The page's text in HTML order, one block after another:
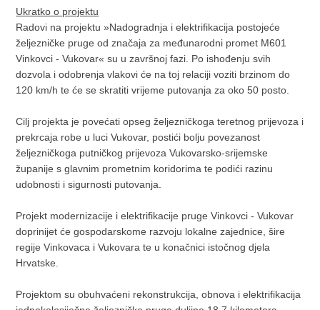
Ukratko o projektu
Radovi na projektu »Nadogradnja i elektrifikacija postojeće
željezničke pruge od značaja za međunarodni promet M601
Vinkovci - Vukovar« su u završnoj fazi. Po ishođenju svih
dozvola i odobrenja vlakovi će na toj relaciji voziti brzinom do
120 km/h te će se skratiti vrijeme putovanja za oko 50 posto.
Cilj projekta je povećati opseg željezničkoga teretnog prijevoza i
prekrcaja robe u luci Vukovar, postići bolju povezanost
željezničkoga putničkog prijevoza Vukovarsko-srijemske
županije s glavnim prometnim koridorima te podići razinu
udobnosti i sigurnosti putovanja.
Projekt modernizacije i elektrifikacije pruge Vinkovci - Vukovar
doprinijet će gospodarskome razvoju lokalne zajednice, šire
regije Vinkovaca i Vukovara te u konačnici istočnog djela
Hrvatske.
Projektom su obuhvaćeni rekonstrukcija, obnova i elektrifikacija